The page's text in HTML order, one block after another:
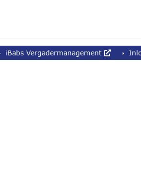
iBabs Vergadermanagement